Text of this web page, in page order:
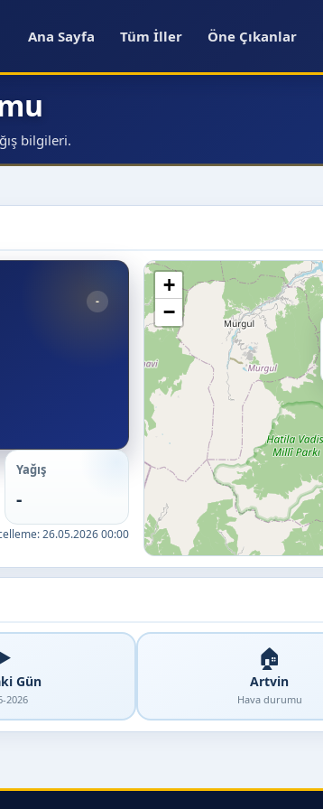
Ana Sayfa Tüm İller Öne Çıkanlar
bilgileri.
-
Yağış
-
26.05.2026 00:00
+
−
Gün
2026
🏠
Artvin
Hava durumu